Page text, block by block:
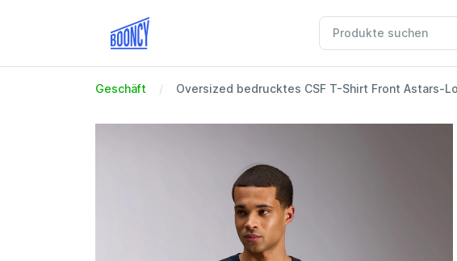
Geschäft Oversized bedrucktes CSF T-Shirt Front Astars-